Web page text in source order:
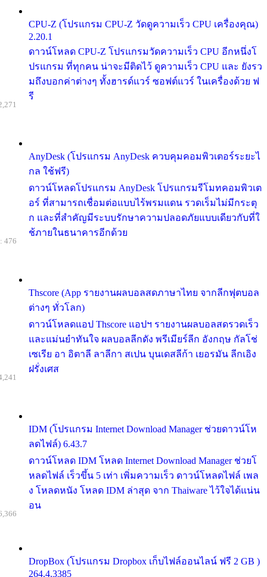
CPU-Z (โปรแกรม CPU-Z วัดดูความเร็ว CPU เครื่องคุณ)
2.20.1
ดาวน์โหลด CPU-Z โปรแกรมวัดความเร็ว CPU อีกหนึ่งโ
ปรแกรม ที่ทุกคน น่าจะมีติดไว้ ดูความเร็ว CPU และ ยังรว
มถึงบอกค่าต่างๆ ทั้งฮารด์แวร์ ซอฟต์แวร์ ในเครื่องด้วย ฟ
รี
AnyDesk (โปรแกรม AnyDesk ควบคุมคอมพิวเตอร์ระยะไ
กล ใช้ฟรี)
ดาวน์โหลดโปรแกรม AnyDesk โปรแกรมรีโมทคอมพิวเต
อร์ ที่สามารถเชื่อมต่อแบบไร้พรมแดน รวดเร็มไม่มีกระตุ
ก และที่สำคัญมีระบบรักษาความปลอดภัยแบบเดียวกับที่ใ
ช้ภายในธนาคารอีกด้วย
Thscore (App รายงานผลบอลสดภาษาไทย จากลีกฟุตบอล
ต่างๆ ทั่วโลก)
ดาวน์โหลดแอป Thscore แอปฯ รายงานผลบอลสดรวดเร็ว
และแม่นยำทันใจ ผลบอลลีกดัง พรีเมียร์ลีก อังกฤษ กัลโช่
เซเรีย อา อิตาลี ลาลีกา สเปน บุนเดสลีก้า เยอรมัน ลีกเอิง
ฝรั่งเศส
476
IDM (โปรแกรม Internet Download Manager ช่วยดาวน์โห
ลดไฟล์) 6.43.7
ดาวน์โหลด IDM โหลด Internet Download Manager ช่วยโ
หลดไฟล์ เร็วขึ้น 5 เท่า เพิ่มความเร็ว ดาวน์โหลดไฟล์ เพล
ง โหลดหนัง โหลด IDM ล่าสุด จาก Thaiware ไว้ใจได้แน่น
อน
DropBox (โปรแกรม Dropbox เก็บไฟล์ออนไลน์ ฟรี 2 GB )
264.4.3385